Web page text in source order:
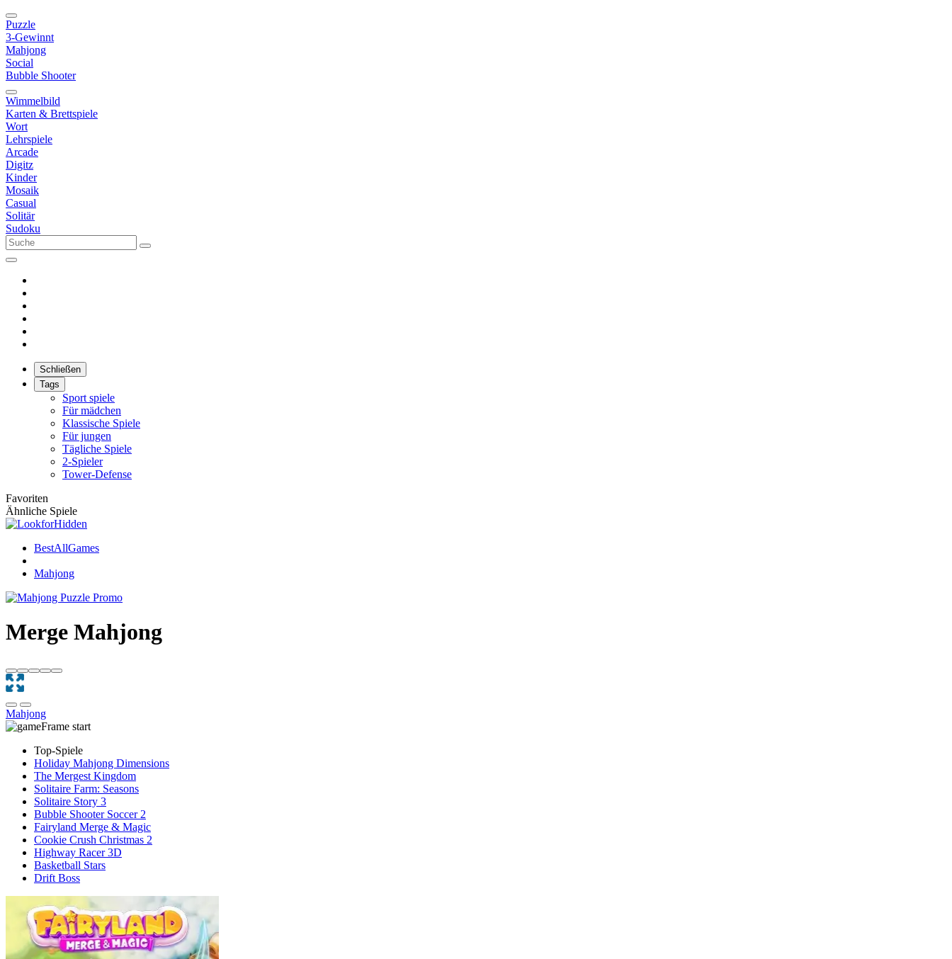
Puzzle
3-Gewinnt
Mahjong
Social
Bubble Shooter
Wimmelbild
Karten & Brettspiele
Wort
Lehrspiele
Arcade
Digitz
Kinder
Mosaik
Casual
Solitär
Sudoku
Schließen
Tags
Sport spiele
Für mädchen
Klassische Spiele
Für jungen
Tägliche Spiele
2-Spieler
Tower-Defense
Favoriten
Ähnliche Spiele
BestAllGames
Mahjong
Merge Mahjong
Mahjong
Top-Spiele
Holiday Mahjong Dimensions
The Mergest Kingdom
Solitaire Farm: Seasons
Solitaire Story 3
Bubble Shooter Soccer 2
Fairyland Merge & Magic
Cookie Crush Christmas 2
Highway Racer 3D
Basketball Stars
Drift Boss